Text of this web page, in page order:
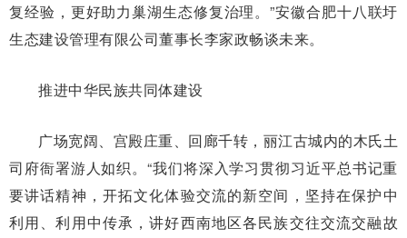
复经验，更好助力巢湖生态修复治理。”安徽合肥十八联圩
生态建设管理有限公司董事长李家政畅谈未来。
推进中华民族共同体建设
广场宽阔、宫殿庄重、回廊千转，丽江古城内的木氏土
司府衙署游人如织。“我们将深入学习贯彻习近平总书记重
要讲话精神，开拓文化体验交流的新空间，坚持在保护中
利用、利用中传承，讲好西南地区各民族交往交流交融故